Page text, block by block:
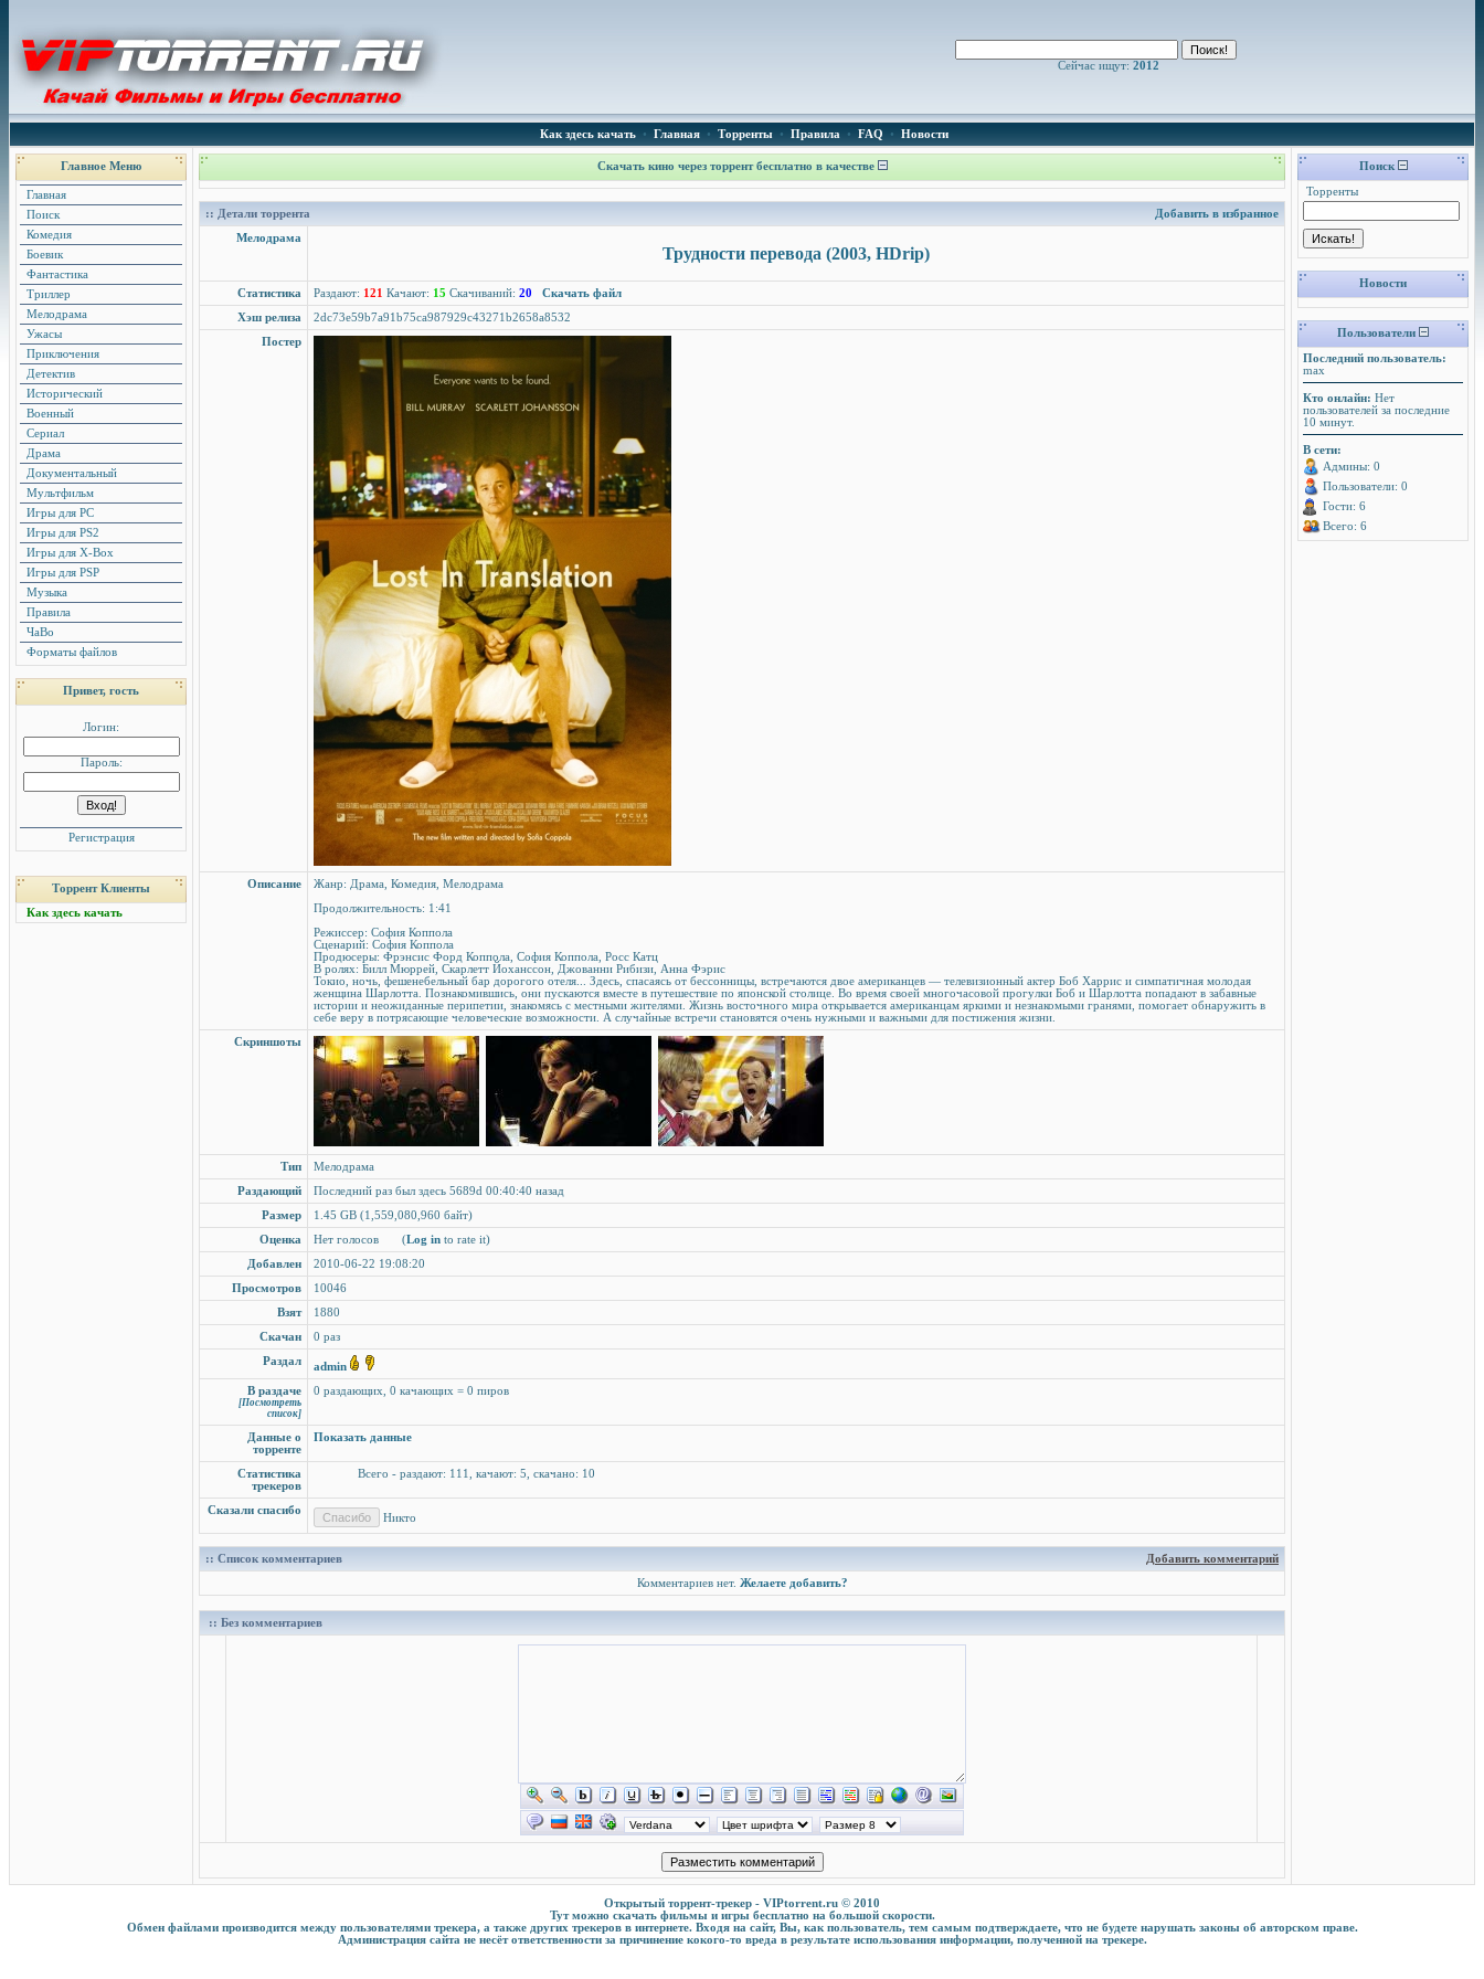
Сейчас ищут: 2012
Как здесь качать• Главная• Торренты• Правила • FAQ • Новости
Главное Меню
Главная
Поиск
Комедия
Боевик
Фантастика
Триллер
Мелодрама
Ужасы
Приключения
Детектив
Исторический
Военный
Сериал
Драма
Документальный
Мультфильм
Игры для PC
Игры для PS2
Игры для X-Box
Игры для PSP
Музыка
Правила
ЧаВо
Форматы файлов
Привет, гость
Логин:
Пароль:
Регистрация
Торрент Клиенты
Как здесь качать
Скачать кино через торрент бесплатно в качестве
:: Детали торрента
Добавить в избранное
Мелодрама
Трудности перевода (2003, HDrip)
Статистика Раздают: 121 Качают: 15 Скачиваний: 20
Скачать файл
Хэш релиза
2dc73e59b7a91b75ca987929c43271b2658a8532
Постер
Описание
Жанр: Драма, Комедия, Мелодрама
Продолжительность: 1:41
Режиссер: София Коппола
Сценарий: София Коппола
Продюсеры: Фрэнсис Форд Коппола, София Коппола, Росс Катц
В ролях: Билл Мюррей, Скарлетт Йоханссон, Джованни Рибизи, Анна Фэрис
Токио, ночь, фешенебельный бар дорогого отеля... Здесь, спасаясь от бессонницы, встречаются двое американцев — телевизионный актер Боб Харрис и симпатичная молодая
женщина Шарлотта. Познакомившись, они пускаются вместе в путешествие по японской столице. Во время своей многочасовой прогулки Боб и Шарлотта попадают в забавные
истории и неожиданные перипетии, знакомясь с местными жителями. Жизнь восточного мира открывается американцам яркими и незнакомыми гранями, помогает обнаружить в
себе веру в потрясающие человеческие возможности. А случайные встречи становятся очень нужными и важными для постижения жизни.
Скриншоты
Тип
Мелодрама
Раздающий
Последний раз был здесь 5689d 00:40:40 назад
Размер
1.45 GB (1,559,080,960 байт)
Оценка
Нет голосов (Log in to rate it)
Добавлен
2010-06-22 19:08:20
Просмотров
10046
Взят
1880
Скачан
0 раз
Раздал
admin
В раздаче
[Посмотреть
список]
0 раздающих, 0 качающих = 0 пиров
Данные о
торренте
Показать данные
Статистика
трекеров
Всего - раздают: 111, качают: 5, скачано: 10
Сказали спасибо
Никто
:: Список комментариев
Добавить комментарий
Комментариев нет. Желаете добавить?
:: Без комментариев
Поиск
Торренты
Новости
Пользователи
Последний пользователь:
max
Кто онлайн: Нет
пользователей за последние
10 минут.
В сети:
Админы: 0
Пользователи: 0
Гости: 6
Всего: 6
Открытый торрент-трекер - VIPtorrent.ru © 2010
Тут можно скачать фильмы и игры бесплатно на большой скорости.
Обмен файлами производится между пользователями трекера, а также других трекеров в интернете. Входя на сайт, Вы, как пользователь, тем самым подтверждаете, что не будете нарушать законы об авторском праве.
Администрация сайта не несёт ответственности за причинение кокого-то вреда в результате использования информации, полученной на трекере.